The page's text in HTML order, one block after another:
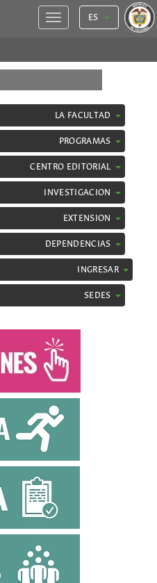
ES
LA FACULTAD
PROGRAMAS
CENTRO EDITORIAL
INVESTIGACION
EXTENSION
DEPENDENCIAS
INGRESAR
SEDES